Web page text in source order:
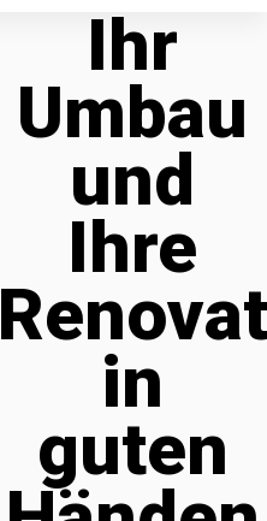
Ihr
Umbau
und
Ihre
in
guten